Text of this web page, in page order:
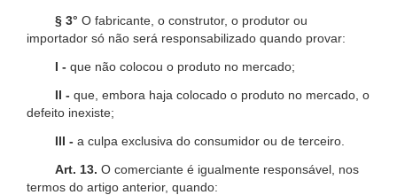
§ 3° O fabricante, o construtor, o produtor ou
importador só não será responsabilizado quando provar:
I - que não colocou o produto no mercado;
II - que, embora haja colocado o produto no mercado, o
defeito inexiste;
III - a culpa exclusiva do consumidor ou de terceiro.
Art. 13. O comerciante é igualmente responsável, nos
termos do artigo anterior, quando: